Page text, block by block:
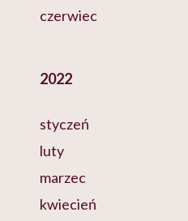
czerwiec
2022
styczeń
luty
marzec
kwiecień